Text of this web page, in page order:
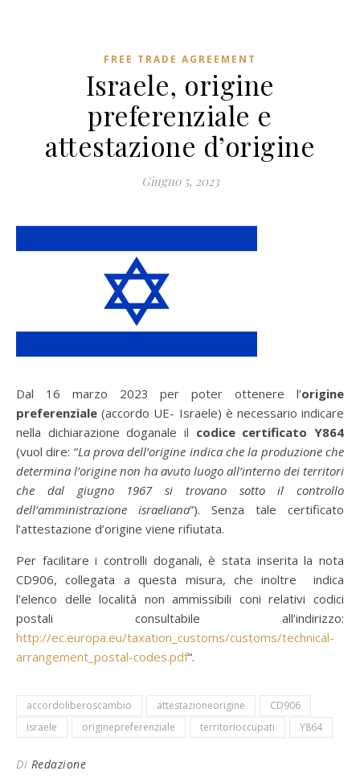
FREE TRADE AGREEMENT
Israele, origine
preferenziale e
attestazione d’origine
Giugno 5, 2023
Dal 16 marzo 2023 per poter ottenere l’origine
preferenziale(accordo UE- Israele) è necessario indicare
nella dichiarazione doganale il codice certificato Y864
(vuol dire: “La prova dell’origine indica che la produzione che
determina l’origine non ha avuto luogo all’interno dei territori
che dal giugno 1967 si trovano sotto il controllo
dell’amministrazione israeliana”). Senza tale certificato
l’attestazione d’origine viene rifiutata.
Per facilitare i controlli doganali, è stata inserita la nota
CD906, collegata a questa misura, che inoltre indica
l’elenco delle località non ammissibili coni relativi codici
postali consultabile all’indirizzo:
http://ec.europa.eu/taxation_customs/customs/technical-
arrangement_postal-codes.pdf“.
accordoliberoscambio attestazioneorigine
CD906
Israele
originepreferenziale territorioccupati Y864
Di Redazione